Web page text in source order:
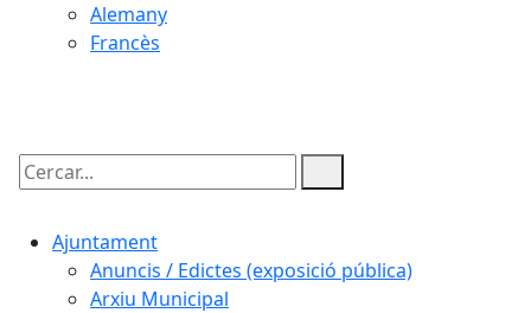
Alemany
Francès
Cercar:
Ajuntament
Anuncis / Edictes (exposició pública)
Arxiu Municipal